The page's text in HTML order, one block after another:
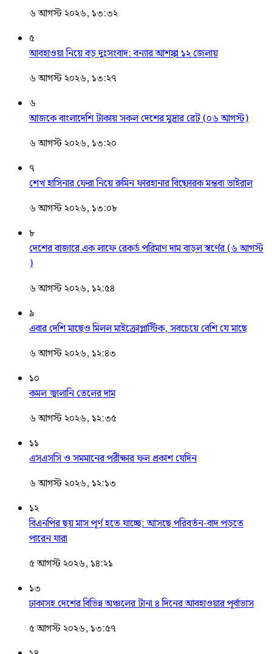
৬ আগস্ট ২০২৬, ১৩:৩২
৫
আবহাওয়া নিয়ে বড় দুঃসংবাদ: বন্যার আশঙ্কা ১২ জেলায়
৬ আগস্ট ২০২৬, ১৩:২৭
৬
আজকে বাংলাদেশি টাকায় সকল দেশের মুদ্রার রেট (০৬ আগস্ট)
৬ আগস্ট ২০২৬, ১৩:২০
৭
শেখ হাসিনার ফেরা নিয়ে রুমিন ফারহানার বিষ্ফোরক মন্তব্য ভাইরাল
৬ আগস্ট ২০২৬, ১৩:০৮
৮
দেশের বাজারে এক লাফে রেকর্ড পরিমাণ দাম বাড়ল স্বর্ণের (৬ আগস্ট
)
৬ আগস্ট ২০২৬, ১২:৫৪
৯
এবার দেশি মাছেও মিলল মাইক্রোপ্লাস্টিক, সবচেয়ে বেশি যে মাছে
৬ আগস্ট ২০২৬, ১২:৪৩
১০
কমল জ্বালানি তেলের দাম
৬ আগস্ট ২০২৬, ১২:৩৫
১১
এসএসসি ও সমমানের পরীক্ষার ফল প্রকাশ যেদিন
৬ আগস্ট ২০২৬, ১২:১৩
১২
বিএনপির ছয় মাস পূর্ণ হতে যাচ্ছে: আসছে পরিবর্তন-বাদ পড়তে
পারেন যারা
৫ আগস্ট ২০২৬, ১৪:২১
১৩
ঢাকাসহ দেশের বিভিন্ন অঞ্চলের টানা ৪ দিনের আবহাওয়ার পূর্বাভাস
৫ আগস্ট ২০২৬, ১৩:৫৭